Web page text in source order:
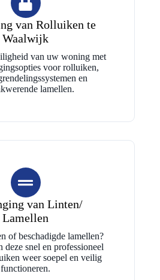
van Rolluiken te
Waalwijk
van uw woning met
voor rolluiken,
en
lamellen.
van Linten/
Lamellen
of beschadigde lamellen?
deze snel en professioneel
weer soepel en veilig
functioneren.